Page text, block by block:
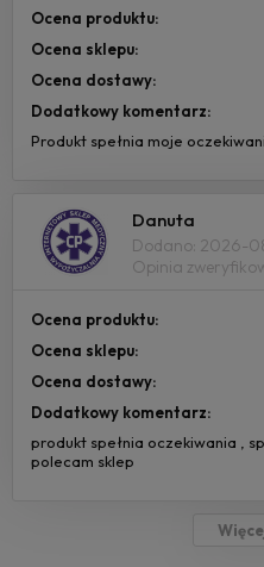
Ocena produktu:
Ocena sklepu:
Ocena dostawy:
Dodatkowy komentarz:
Produkt spełnia moje
Danuta
Dodano: 2026-
Opinia
Ocena produktu:
Ocena sklepu:
Ocena dostawy:
Dodatkowy komentarz:
produkt spełnia oczekiwania ,
polecam sklep